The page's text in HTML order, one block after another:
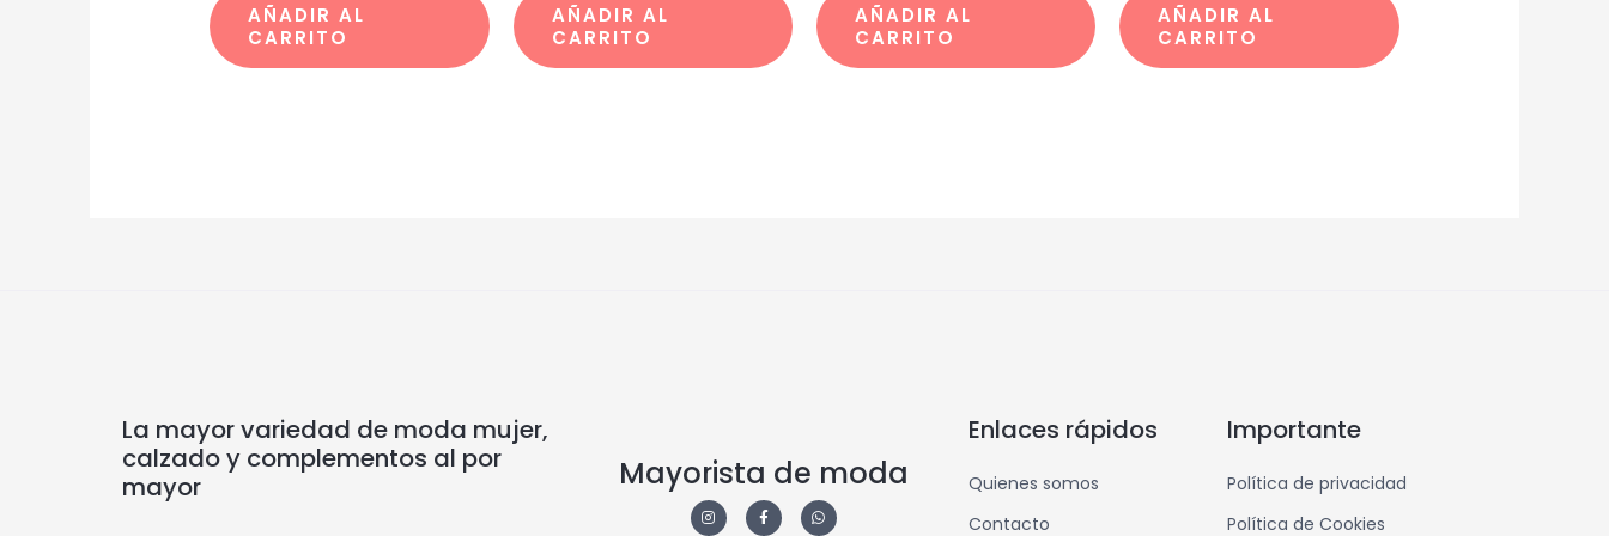
AÑADIR AL
CARRITO
AÑADIR AL
CARRITO
AÑADIR AL
CARRITO
AÑADIR AL
CARRITO
La mayor variedad de moda mujer,
calzado y complementos al por
mayor
Mayorista de moda
Enlaces rápidos
Quienes somos
Contacto
Importante
Política de privacidad
Política de Cookies